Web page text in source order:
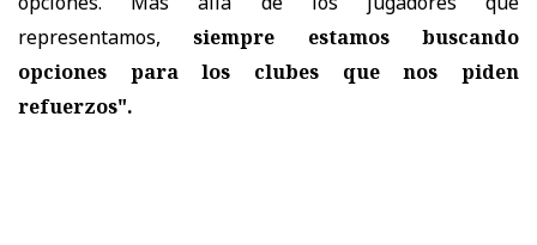
representamos,siempre estamos buscando
opciones para los clubes que nos piden
refuerzos".